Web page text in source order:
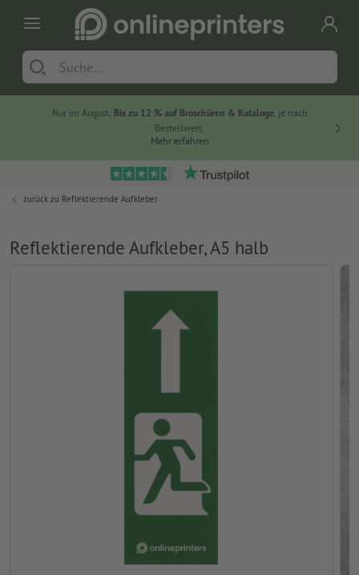
Nur im August: Bis zu 12 % auf Broschüren & Kataloge, je nach
Bestellwert.
Mehr erfahren
zurück zu Reflektierende Aufkleber
Reflektierende Aufkleber, A5 halb